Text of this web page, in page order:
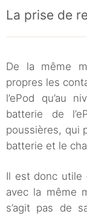
La prise de
De la même
propres les
l’ePod qu’au
batterie de
poussières, qui
batterie et le
Il est donc utile
avec la même
s’agit pas de